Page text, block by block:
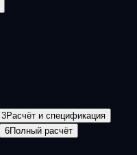
3Расчёт и спецификация
6Полный расчёт